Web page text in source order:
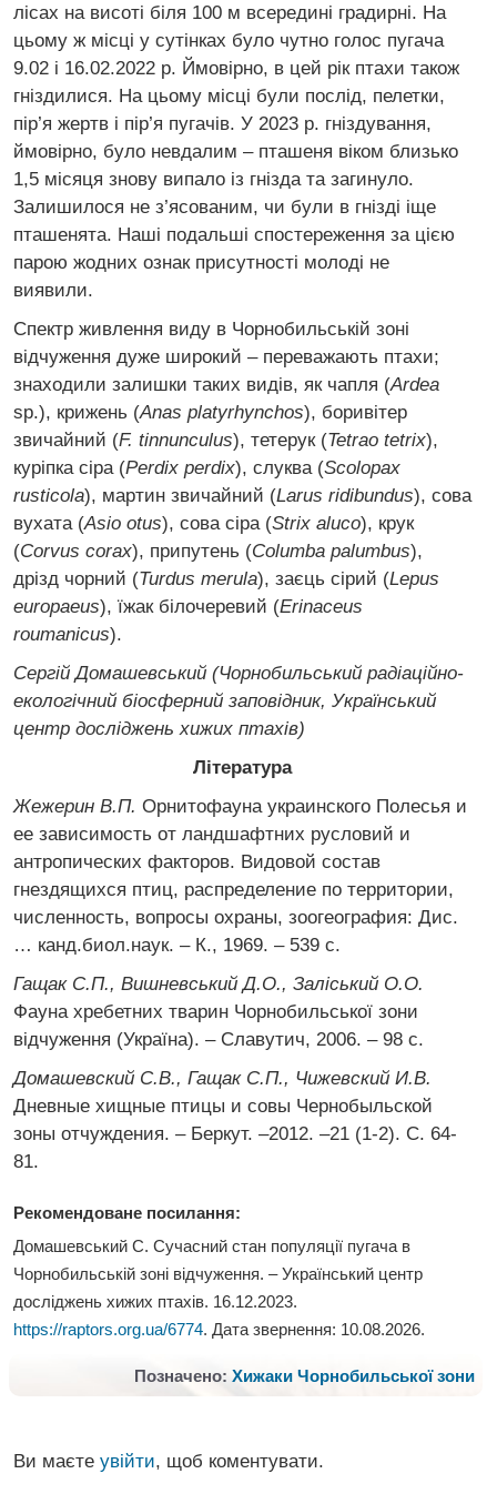
лісах на висоті біля 100 м всередині градирні. На
цьому ж місці у сутінках було чутно голос пугача
9.02 і 16.02.2022 р. Ймовірно, в цей рік птахи також
гніздилися. На цьому місці були послід, пелетки,
пір’я жертв і пір’я пугачів. У 2023 р. гніздування,
ймовірно, було невдалим – пташеня віком близько
1,5 місяця знову випало із гнізда та загинуло.
Залишилося не з’ясованим, чи були в гнізді іще
пташенята. Наші подальші спостереження за цією
парою жодних ознак присутності молоді не
виявили.
Спектр живлення виду в Чорнобильській зоні
відчуження дуже широкий – переважають птахи;
знаходили залишки таких видів, як чапля (Ardea
sp.), крижень (Anas platyrhynchos), боривітер
звичайний (F. tinnunculus), тетерук (Tetrao tetrix),
куріпка сіра (Perdix perdix), слуква (Scolopax
rusticola), мартин звичайний (Larus ridibundus), сова
вухата (Asio otus), сова сіра (Strix aluco), крук
(Corvus corax), припутень (Columba palumbus),
дрізд чорний (Turdus merula), заєць сірий (Lepus
europaeus), їжак білочеревий (Erinaceus
roumanicus).
Сергій Домашевський (Чорнобильський радіаційно-
екологічний біосферний заповідник, Український
центр досліджень хижих птахів)
Література
Жежерин В.П. Орнитофауна украинского Полесья и
ее зависимость от ландшафтних русловий и
антропических факторов. Видовой состав
гнездящихся птиц, распределение по территории,
численность, вопросы охраны, зоогеография: Дис.
… канд.биол.наук. – К., 1969. – 539 с.
Гащак С.П., Вишневський Д.О., Заліський О.О.
Фауна хребетних тварин Чорнобильської зони
відчуження (Україна). – Славутич, 2006. – 98 с.
Домашевский С.В., Гащак С.П., Чижевский И.В.
Дневные хищные птицы и совы Чернобыльской
зоны отчуждения. – Беркут. –2012. –21 (1-2). С. 64-
81.
Рекомендоване посилання:
Домашевський С. Сучасний стан популяції пугача в
Чорнобильській зоні відчуження. – Український центр
досліджень хижих птахів. 16.12.2023.
https://raptors.org.ua/6774. Дата звернення: 10.08.2026.
Позначено:Хижаки Чорнобильської зони
Ви маєте увійти, щоб коментувати.